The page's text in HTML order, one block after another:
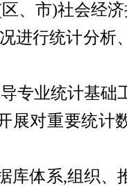
、市)社会经济
进行统计分析
专业统计基础
对重要统计
库体系,组织、